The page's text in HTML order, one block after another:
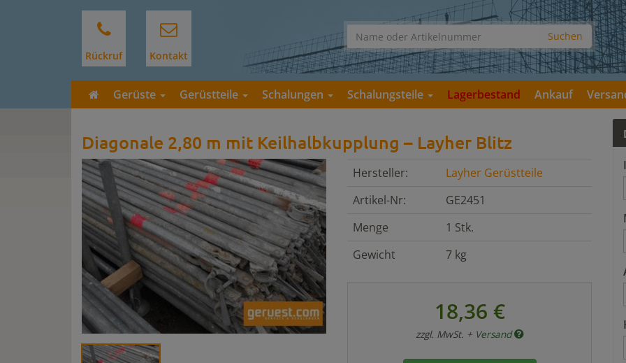
Rückruf Kontakt
Gerüste Gerüstteile Schalungen Schalungsteile Lagerbestand Ankauf
Diagonale 2,80 m mit Keilhalbkupplung – Layher Blitz
Hersteller:
Layher Gerüstteile
Artikel-Nr:
GE2451
Menge
1 Stk.
Gewicht
7 kg
18,36 €
zzgl. MwSt. + Versand